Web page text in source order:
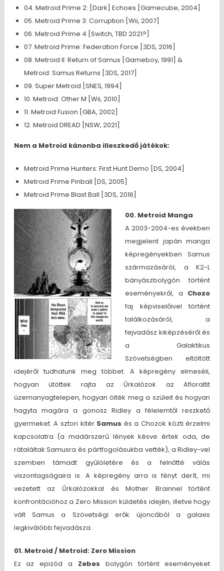
04. Metroid Prime 2: [Dark] Echoes [Gamecube, 2004]
05. Metroid Prime 3: Corruption [Wii, 2007]
06. Metroid Prime 4 [Switch, TBD 2021?]
07. Metroid Prime: Federation Force [3DS, 2016]
08. Metroid II: Return of Samus [Gameboy, 1991] &
Metroid: Samus Returns [3DS, 2017]
09. Super Metroid [SNES, 1994]
10. Metroid: Other M [Wii, 2010]
11. Metroid Fusion [GBA, 2002]
12. Metroid DREAD [NSW, 2021]
Nem a Metroid kánonba illeszkedő játékok:
Metroid Prime Hunters: First Hunt Demo [DS, 2004]
Metroid Prime Pinball [DS, 2005]
Metroid Prime Blast Ball [3DS, 2016]
00. Metroid Manga
A 2003-2004-es években
megjelent japán manga
képregényekben Samus
származásáról, a K2-L
bányászbolygón történt
eseményekről, a Chozo
faj képviselőivel történt
találkozásáról, a
fejvadász kiképzéséről és
a Galaktikus
Szövetségben eltöltött
idejéről tudhatunk meg többet. A képregény elmeséli,
hogyan ütöttek rajta az Űrkalózok az Afloraltit
üzemanyagtelepen, hogyan ölték meg a szüleit és hogyan
hagyta magára a gonosz Ridley a félelemtől reszkető
gyermeket. A sztori kitér Samus és a Chozok közti érzelmi
kapcsolatra (a madárszerű lények késve értek oda, de
rátaláltak Samusra és pártfogolásukba vették), a Ridley-vel
szemben támadt gyűlöletére és a felnőtté válás
viszontagságaira is. A képregény arra is fényt derít, mi
vezetett az Űrkalózokkal és Mother Brainnel történt
konfrontációhoz a Zero Mission küldetés idején, illetve hogy
vált Samus a Szövetségi erők újoncából a galaxis
legkiválóbb fejvadásza.
01. Metroid / Metroid: Zero Mission
Ez az epizód a Zebes bolygón történt eseményeket